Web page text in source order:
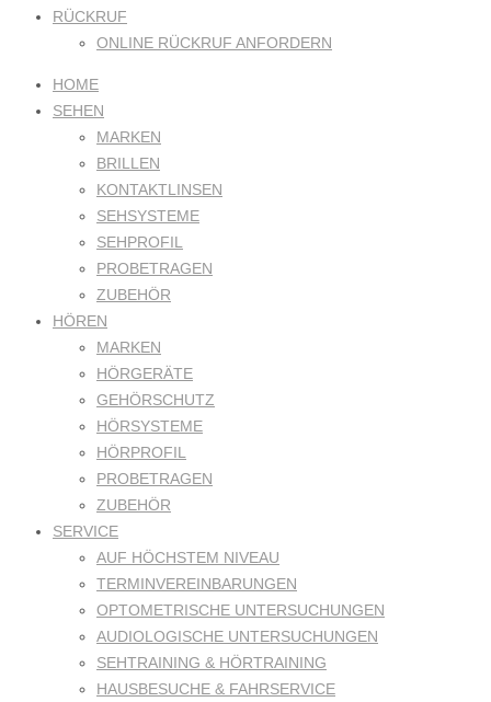
RÜCKRUF
ONLINE RÜCKRUF ANFORDERN
HOME
SEHEN
MARKEN
BRILLEN
KONTAKTLINSEN
SEHSYSTEME
SEHPROFIL
PROBETRAGEN
ZUBEHÖR
HÖREN
MARKEN
HÖRGERÄTE
GEHÖRSCHUTZ
HÖRSYSTEME
HÖRPROFIL
PROBETRAGEN
ZUBEHÖR
SERVICE
AUF HÖCHSTEM NIVEAU
TERMINVEREINBARUNGEN
OPTOMETRISCHE UNTERSUCHUNGEN
AUDIOLOGISCHE UNTERSUCHUNGEN
SEHTRAINING & HÖRTRAINING
HAUSBESUCHE & FAHRSERVICE